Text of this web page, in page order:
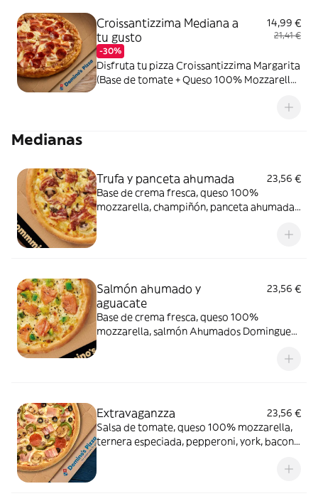
Croissantizzima Mediana a
tu gusto
-30%
14,99 €
21,41 €
Disfruta tu pizza Croissantizzima Margarita
(Base de tomate + Queso 100% Mozzarella)
Medianas
Trufa y panceta ahumada
23,56 €
Base de crema fresca, queso 100%
mozzarella, champiñón, panceta ahumada
Salmón ahumado y
aguacate
23,56 €
Base de crema fresca, queso 100%
mozzarella, salmón Ahumados Dominguez
Extravaganzza
23,56 €
Salsa de tomate, queso 100% mozzarella,
ternera especiada, pepperoni, york, bacon,